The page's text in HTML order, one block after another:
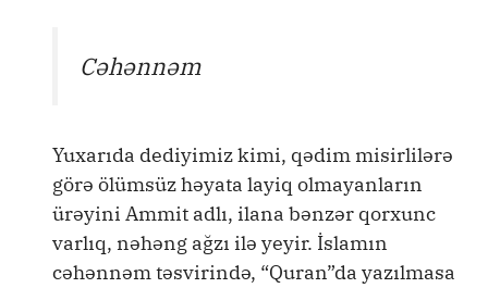
Cəhənnəm
Yuxarıda dediyimiz kimi, qədim misirlilərə
görə ölümsüz həyata layiq olmayanların
ürəyini Ammit adlı, ilana bənzər qorxunc
varlıq, nəhəng ağzı ilə yeyir. İslamın
cəhənnəm təsvirində, “Quran”da yazılmasa